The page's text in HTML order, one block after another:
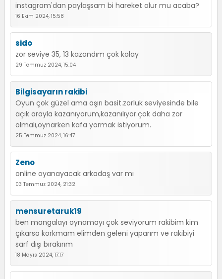
instagram'dan paylaşsam bi hareket olur mu acaba?
16 Ekim 2024, 15:58
sido
zor seviye 35, 13 kazandım çok kolay
29 Temmuz 2024, 15:04
Bilgisayarın rakibi
Oyun çok güzel ama aşırı basit.zorluk seviyesinde bile
açık arayla kazanıyorum,kazanılıyor.çok daha zor
olmalı,oynarken kafa yormak istiyorum.
25 Temmuz 2024, 16:47
Zeno
online oyanayacak arkadaş var mı
03 Temmuz 2024, 21:32
mensuretaruk19
ben mangalayı oynamayı çok seviyorum rakibim kim
çıkarsa korkmam elimden geleni yaparım ve rakibiyi
sarf dışı bırakırım
18 Mayıs 2024, 17:17